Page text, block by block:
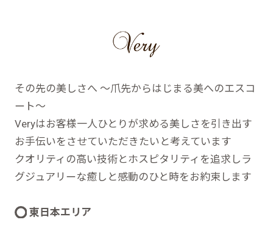
その先の美しさへ ～爪先からはじまる美へのエスコ
ート～
Veryはお客様一人ひとりが求める美しさを引き出す
お手伝いをさせていただきたいと考えています
クオリティの高い技術とホスピタリティを追求しラ
グジュアリーな癒しと感動のひと時をお約束します
東日本エリア